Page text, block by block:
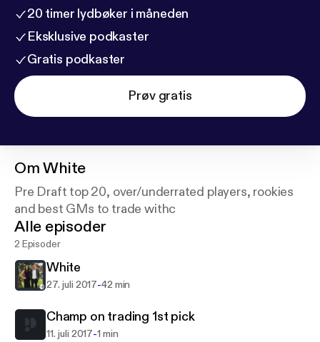
20 timer lydbøker i måneden
Eksklusive podkaster
Gratis podkaster
Prøv gratis
OmWhite
Pre Draft top 20, over/underrated players, rookies
and best GMs to trade withc
Alle episoder
2 Episoder
White
27. juli 2017-42 min
Champ on trading 1st pick
11. juli 2017-1 min